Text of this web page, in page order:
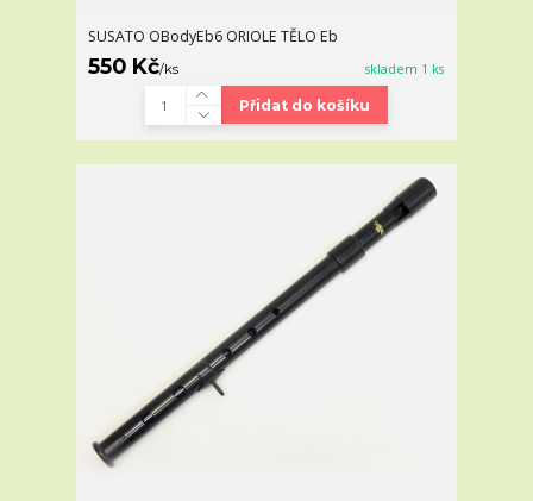
SUSATO OBodyEb6 ORIOLE TĚLO Eb
550 Kč/ks skladem 1 ks
Přidat do košíku